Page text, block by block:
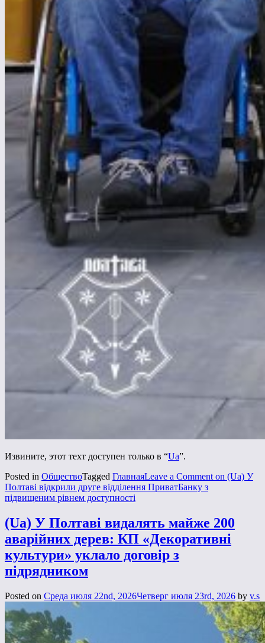
Извините, этот техт доступен только в “Ua”.
Posted in ОбществоTagged ГлавнаяLeave a Commenton (Ua) У
Полтаві відкрили друге відділення ПриватБанку з
підвищеним рівнем доступності
(Ua) У Полтаві видалять майже 200
аварійних дерев: КП «Декоративні
культури» уклало договір з
підрядником
Posted on Среда июля 22nd, 2026Четверг июля 23rd, 2026 by v.s